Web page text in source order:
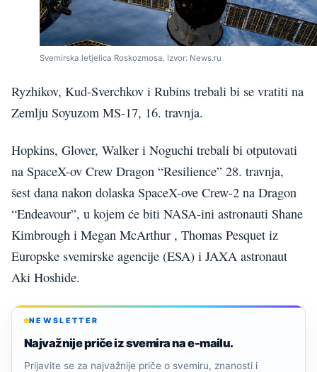
Svemirska letjelica Roskozmosa. Izvor: News.ru
Ryzhikov, Kud-Sverchkov i Rubins trebali bi se vratiti na
Zemlju Soyuzom MS-17, 16. travnja.
Hopkins, Glover, Walker i Noguchi trebali bi otputovati
na SpaceX-ov Crew Dragon “Resilience” 28. travnja,
šest dana nakon dolaska SpaceX-ove Crew-2 na Dragon
“Endeavour”, u kojem će biti NASA-ini astronauti Shane
Kimbrough i Megan McArthur , Thomas Pesquet iz
Europske svemirske agencije (ESA) i JAXA astronaut
Aki Hoshide.
NEWSLETTER
Najvažnije priče iz svemira na e-mailu.
Prijavite se za najvažnije priče o svemiru, znanosti i